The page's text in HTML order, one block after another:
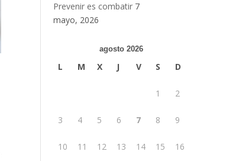
Prevenir es combatir 7
mayo, 2026
agosto 2026
L M X J V S D
1 2
3 4 5 6 7 8 9
10 11 12 13 14 15 16